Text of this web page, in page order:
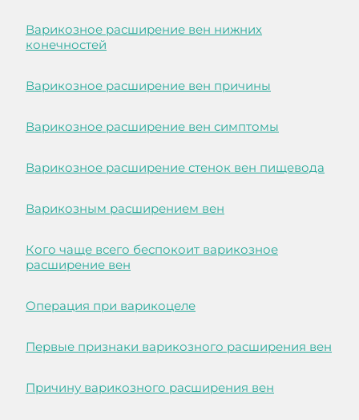
Варикозное расширение вен нижних
конечностей
Варикозное расширение вен причины
Варикозное расширение вен симптомы
Варикозное расширение стенок вен пищевода
Варикозным расширением вен
Кого чаще всего беспокоит варикозное
расширение вен
Операция при варикоцеле
Первые признаки варикозного расширения вен
Причину варикозного расширения вен